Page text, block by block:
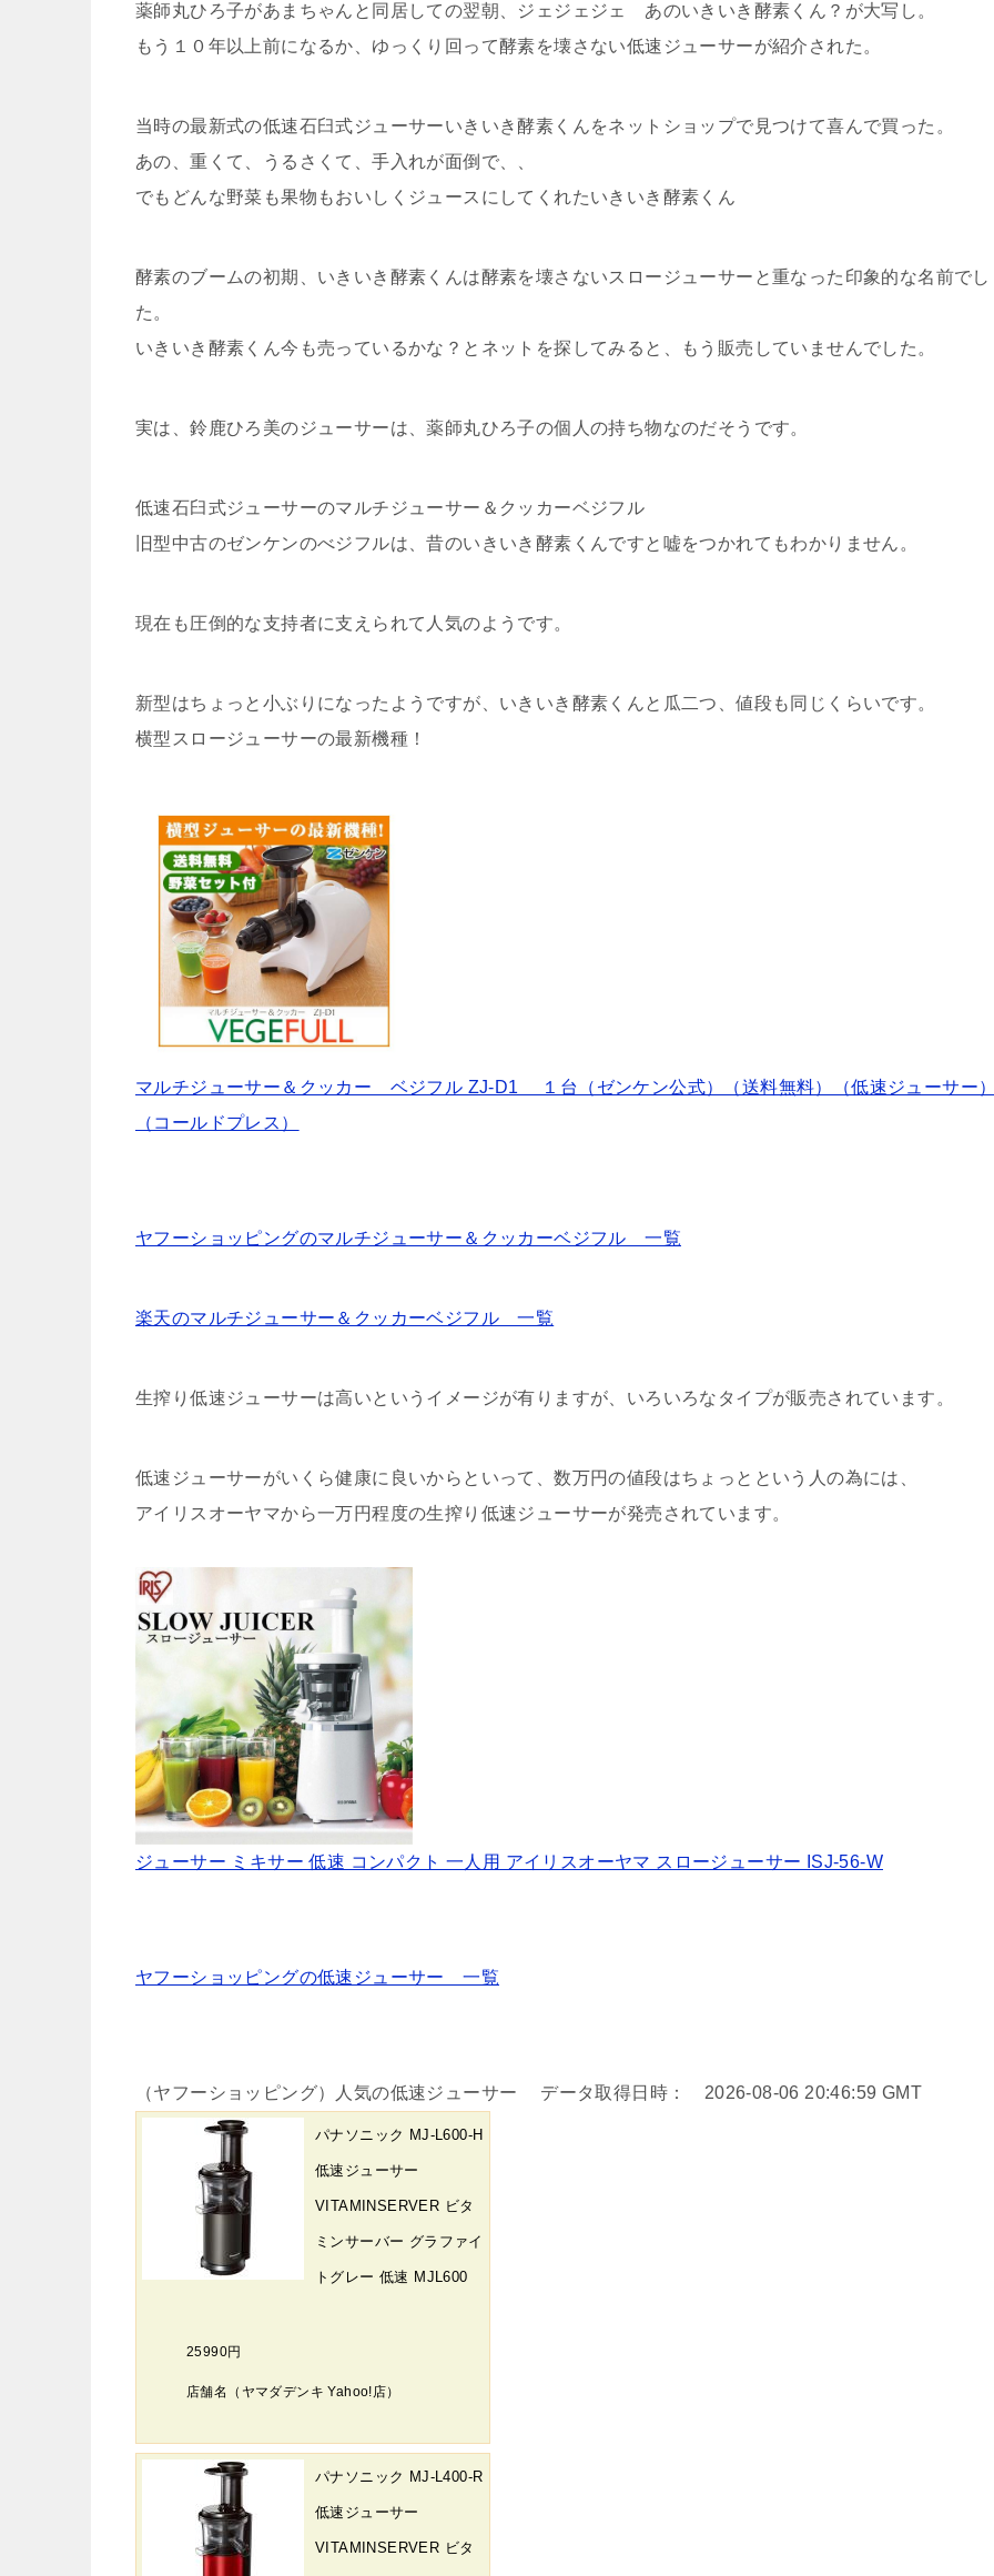
薬師丸ひろ子があまちゃんと同居しての翌朝、ジェジェジェ あのいきいき酵素くん？が大写し。
もう１０年以上前になるか、ゆっくり回って酵素を壊さない低速ジューサーが紹介された。
当時の最新式の低速石臼式ジューサーいきいき酵素くんをネットショップで見つけて喜んで買った。
あの、重くて、うるさくて、手入れが面倒で、、
でもどんな野菜も果物もおいしくジュースにしてくれたいきいき酵素くん
酵素のブームの初期、いきいき酵素くんは酵素を壊さないスロージューサーと重なった印象的な名前でし
た。
いきいき酵素くん今も売っているかな？とネットを探してみると、もう販売していませんでした。
実は、鈴鹿ひろ美のジューサーは、薬師丸ひろ子の個人の持ち物なのだそうです。
低速石臼式ジューサーのマルチジューサー＆クッカーベジフル
旧型中古のゼンケンのべジフルは、昔のいきいき酵素くんですと嘘をつかれてもわかりません。
現在も圧倒的な支持者に支えられて人気のようです。
新型はちょっと小ぶりになったようですが、いきいき酵素くんと瓜二つ、値段も同じくらいです。
横型スロージューサーの最新機種！
マルチジューサー＆クッカー ベジフル ZJ-D1 １台（ゼンケン公式）（送料無料）（低速ジューサー
（コールドプレス）
ヤフーショッピングのマルチジューサー＆クッカーベジフル 一覧
楽天のマルチジューサー＆クッカーベジフル 一覧
生搾り低速ジューサーは高いというイメージが有りますが、いろいろなタイプが販売されています。
低速ジューサーがいくら健康に良いからといって、数万円の値段はちょっとという人の為には、
アイリスオーヤマから一万円程度の生搾り低速ジューサーが発売されています。
ジューサー ミキサー 低速 コンパクト 一人用 アイリスオーヤマ スロージューサー ISJ-56-W
ヤフーショッピングの低速ジューサー 一覧
（ヤフーショッピング）人気の低速ジューサー データ取得日時： 2026-08-06 20:46:59 GMT
パナソニック MJ-L600-H
低速ジューサー
VITAMINSERVER ビタ
ミンサーバー グラファイ
トグレー 低速 MJL600
25990円
店舗名（ヤマダデンキ Yahoo!店）
パナソニック MJ-L400-R
低速ジューサー
VITAMINSERVER ビタ